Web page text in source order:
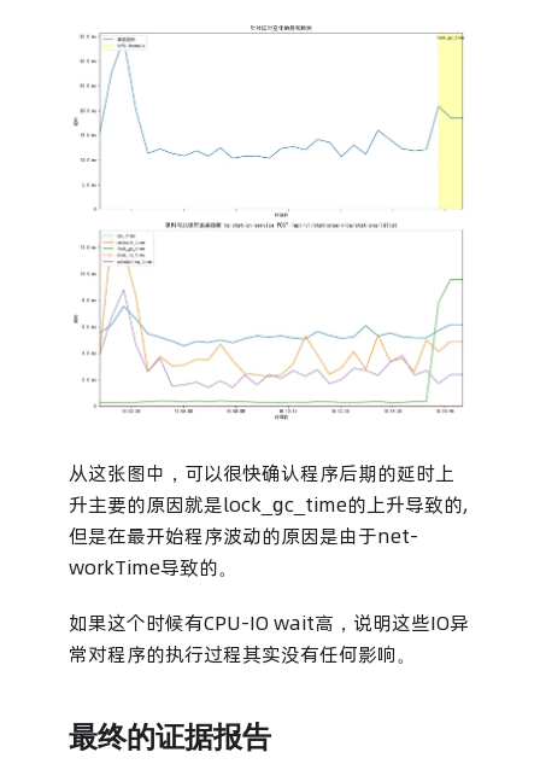
从这张图中，可以很快确认程序后期的延时上
升主要的原因就是lock_gc_time的上升导致的,
但是在最开始程序波动的原因是由于net-
workTime导致的。
如果这个时候有CPU-IO wait高，说明这些IO异
常对程序的执行过程其实没有任何影响。
最终的证据报告